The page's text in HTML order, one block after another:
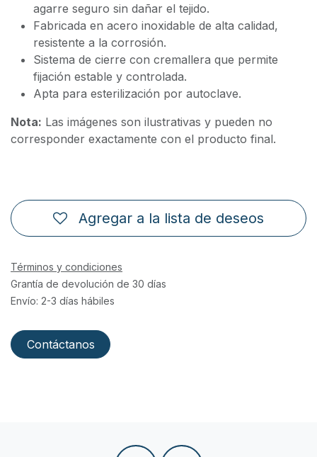
agarre seguro sin dañar el tejido.
Fabricada en acero inoxidable de alta calidad,
resistente a la corrosión.
Sistema de cierre con cremallera que permite
fijación estable y controlada.
Apta para esterilización por autoclave.
Nota: Las imágenes son ilustrativas y pueden no
corresponder exactamente con el producto final.
Agregar a la lista de deseos
Términos y condiciones
Grantía de devolución de 30 días
Envío: 2-3 días hábiles
Contáctanos